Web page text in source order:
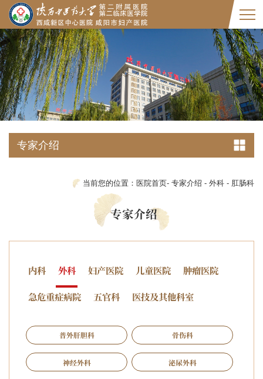
专家介绍
当前您的位置： 医院首页- 专家介绍 - 外科 - 肛肠科
专家介绍
内科 外科 妇产医院 儿童医院 肿瘤医院
急危重症病院 五官科 医技及其他科室
普外肝胆科 骨伤科
神经外科 泌尿外科